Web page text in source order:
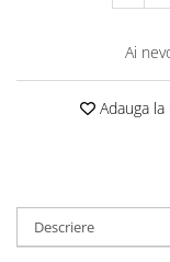
Editura Cartea
Editura Cartemma
Editura Kreativ
Ai
Adauga la
Descriere